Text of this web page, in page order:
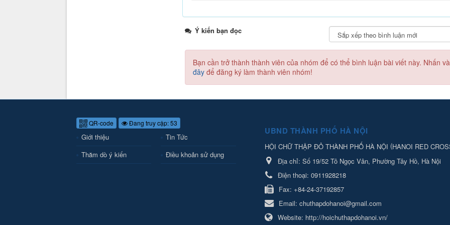
Ý kiến bạn đọc
Bạn cần trở thành thành viên của nhóm để có thể bình luận bài viết này. Nhấn
đâyđể đăng ký làm thành viên nhóm!
QR-code Đang truy cập: 53
Giới thiệu
Tin Tức
Thăm dò ý kiến
Điều khoản sử dụng
UBND THÀNH PHỐ HÀ NỘI
HỘI CHỮ THẬP ĐỎ THÀNH PHỐ HÀ NỘI (HANOI RED
Địa chỉ: Số 19/52 Tô Ngọc Vân, Phường Tây Hồ, Hà Nội
Điện thoại: 0911928218
Fax: +84-24-37192857
Email: chuthapdohanoi@gmail.com
Website: http://hoichuthapdohanoi.vn/